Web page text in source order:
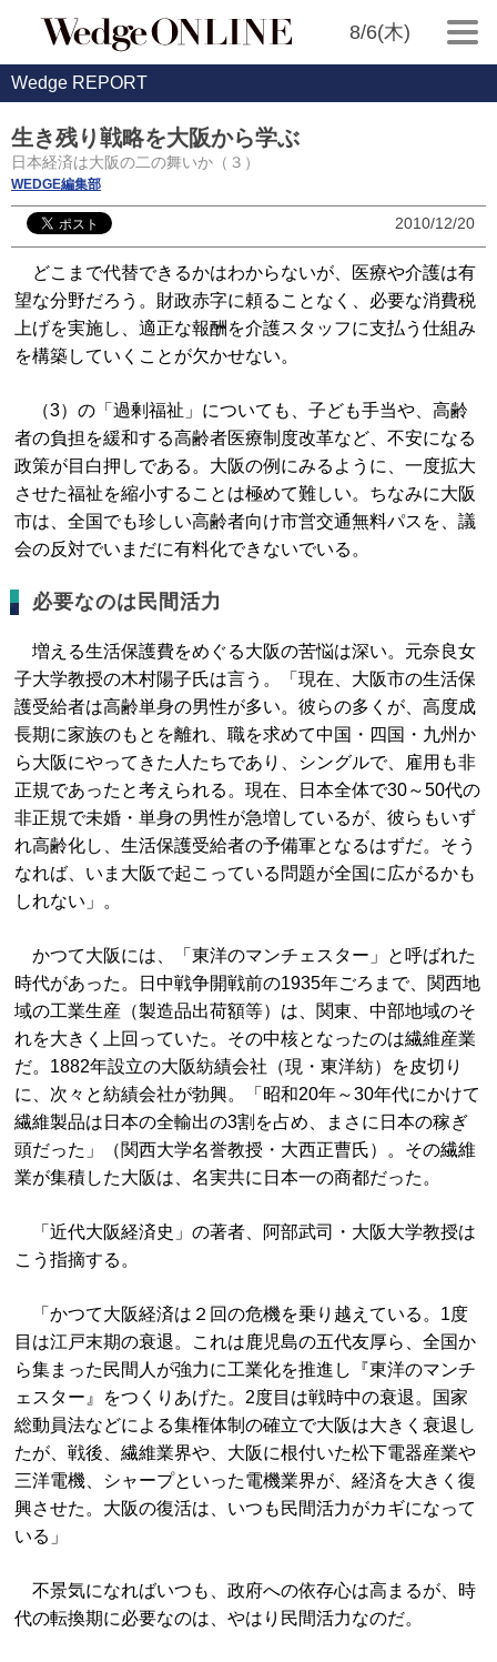
8/6(木)
Wedge REPORT
生き残り戦略を大阪から学ぶ
日本経済は大阪の二の舞いか（３）
WEDGE編集部
2010/12/20
どこまで代替できるかはわからないが、医療や介護は有
望な分野だろう。財政赤字に頼ることなく、必要な消費税
上げを実施し、適正な報酬を介護スタッフに支払う仕組み
を構築していくことが欠かせない。
（3）の「過剰福祉」についても、子ども手当や、高齢
者の負担を緩和する高齢者医療制度改革など、不安になる
政策が目白押しである。大阪の例にみるように、一度拡大
させた福祉を縮小することは極めて難しい。ちなみに大阪
市は、全国でも珍しい高齢者向け市営交通無料パスを、議
会の反対でいまだに有料化できないでいる。
必要なのは民間活力
増える生活保護費をめぐる大阪の苦悩は深い。元奈良女
子大学教授の木村陽子氏は言う。「現在、大阪市の生活保
護受給者は高齢単身の男性が多い。彼らの多くが、高度成
長期に家族のもとを離れ、職を求めて中国・四国・九州か
ら大阪にやってきた人たちであり、シングルで、雇用も非
正規であったと考えられる。現在、日本全体で30～50代の
非正規で未婚・単身の男性が急増しているが、彼らもいず
れ高齢化し、生活保護受給者の予備軍となるはずだ。そう
なれば、いま大阪で起こっている問題が全国に広がるかも
しれない」。
かつて大阪には、「東洋のマンチェスター」と呼ばれた
時代があった。日中戦争開戦前の1935年ごろまで、関西地
域の工業生産（製造品出荷額等）は、関東、中部地域のそ
れを大きく上回っていた。その中核となったのは繊維産業
だ。1882年設立の大阪紡績会社（現・東洋紡）を皮切り
に、次々と紡績会社が勃興。「昭和20年～30年代にかけて
繊維製品は日本の全輸出の3割を占め、まさに日本の稼ぎ
頭だった」（関西大学名誉教授・大西正曹氏）。その繊維
業が集積した大阪は、名実共に日本一の商都だった。
「近代大阪経済史」の著者、阿部武司・大阪大学教授は
こう指摘する。
「かつて大阪経済は２回の危機を乗り越えている。1度
目は江戸末期の衰退。これは鹿児島の五代友厚ら、全国か
ら集まった民間人が強力に工業化を推進し『東洋のマンチ
ェスター』をつくりあげた。2度目は戦時中の衰退。国家
総動員法などによる集権体制の確立で大阪は大きく衰退し
たが、戦後、繊維業界や、大阪に根付いた松下電器産業や
三洋電機、シャープといった電機業界が、経済を大きく復
興させた。大阪の復活は、いつも民間活力がカギになって
いる」
不景気になればいつも、政府への依存心は高まるが、時
代の転換期に必要なのは、やはり民間活力なのだ。